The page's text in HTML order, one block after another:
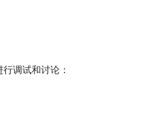
调试和讨论：